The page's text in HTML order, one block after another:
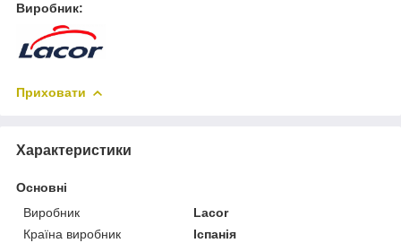
Виробник:
Приховати
Характеристики
Основні
Виробник
Lacor
Країна виробник
Іспанія